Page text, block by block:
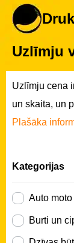
Uzlīmju
Uzlīmju cena
un skaita, un
Plašāka
Kategorijas
Auto
Burti un